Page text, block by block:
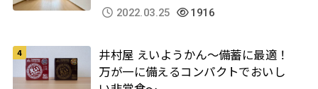
2022.03.25 1916
井村屋 えいようかん～備蓄に最適！
万が一に備えるコンパクトでおいし